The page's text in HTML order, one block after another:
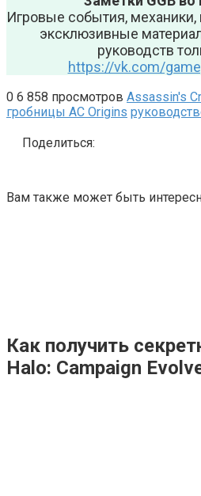
Игровые события,
эксклюзивные
руководств
https://vk.com/
0 6 858 просмотров Assassin's
гробницы AC Origins
Поделиться:
Вам также может быть
Как получить
Halo: Campaign